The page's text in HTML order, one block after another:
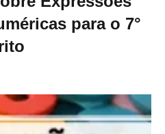
para o 7°